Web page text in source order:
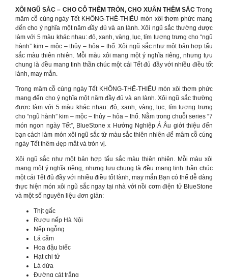
XÔI NGŨ SẮC – CHO CỖ THÊM TRÒN, CHO XUÂN THÊM SẮCTrong
mâm cỗ cúng ngày Tết KHÔNG-THỂ-THIẾU món xôi thơm phức mang
đến cho ý nghĩa một năm đầy đủ và an lành. Xôi ngũ sắc thường được
làm với 5 màu khác nhau: đỏ, xanh, vàng, lục, tím tượng trưng cho “ngũ
hành” kim – mộc – thủy – hỏa – thổ. Xôi ngũ sắc như một bản hợp tấu
sắc màu thiên nhiên. Mỗi màu xôi mang một ý nghĩa riêng, nhưng tựu
chung là đều mang tinh thần chúc một cái Tết đủ đầy với nhiều điều tốt
lành, may mắn.
Trong mâm cỗ cúng ngày Tết KHÔNG-THỂ-THIẾU món xôi thơm phức
mang đến cho ý nghĩa một năm đầy đủ và an lành. Xôi ngũ sắc thường
được làm với 5 màu khác nhau: đỏ, xanh, vàng, lục, tím tượng trưng
cho “ngũ hành” kim – mộc – thủy – hỏa – thổ. Nằm trong chuỗi series “7
món ngon ngày Tết”, BlueStone x Hướng Nghiệp Á Âu giới thiệu đến
bạn cách làm món xôi ngũ sắc từ màu sắc thiên nhiên để mâm cỗ cúng
ngày Tết thêm đẹp mắt và tròn vị.
Xôi ngũ sắc như một bản hợp tấu sắc màu thiên nhiên. Mỗi màu xôi
mang một ý nghĩa riêng, nhưng tựu chung là đều mang tinh thần chúc
một cái Tết đủ đầy với nhiều điều tốt lành, may mắn.Bạn có thể dễ dàng
thực hiện món xôi ngũ sắc ngay tại nhà với nồi cơm điện tử BlueStone
và một số nguyên liệu đơn giản:
Thịt gấc
Rượu nếp Hà Nội
Nếp ngỗng
Lá cẩm
Hoa đậu biếc
Hạt chi tử
Lá dứa
Đường cát trắng